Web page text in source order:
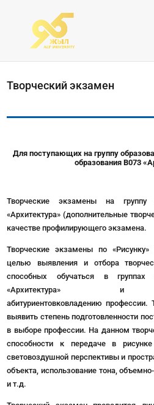
Творческий экзамен
Для поступающих на группу
образования В073
Творческие экзамены на группу
«Архитектура» (дополнительные
качестве профилирующего экзамена.
Творческие экзамены по
целью выявления и отбора
способных обучаться в группах
«Архитектура» и
абитуриентовковладению профессии.
выявить степень подготовленности
в выборе профессии. На данном
способности к передаче в
световоздушной перспективы и
объекта, использование тона,
и т.д.